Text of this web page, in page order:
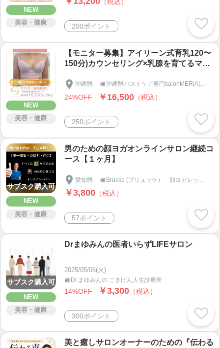
NEW
美容・健康
200ポイント
NEW
美容・健康
【モニター募集】アイリーン式育乳120〜
150分)カウンセリング×乳腺を育てるマッ
ティング×セルフケア」沖縄県宜野湾市バ
ストケア専門SalonMERIA(サロンメリア)
沖縄県  沖縄県バストケア専門salonMERIA(サロンメリア)
24%OFF ￥16,500 （税込）
250ポイント
サブスク購入可
NEW
美容・健康
男のための顔ヨガオンラインサロン継続コ
ース【１ヶ月】
愛知県 
￥3,800 （税込）
57ポイント
サブスク購入可
NEW
美容・健康
Drまゆみんの医者いらずLIFEサロン
2025/05/06(火)
Dr.まゆみんの ごきげん人生診療所
14%OFF ￥3,300 （税込）
300ポイント
美と癒しサロンオーナーのための『伝わる